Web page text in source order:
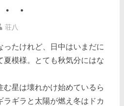
・
荘八
たけれど、日中はいまだに
夏模様。とても秋気分にはな
星は壊れかけ始めているら
ラギラと太陽が燃え冬はドカ